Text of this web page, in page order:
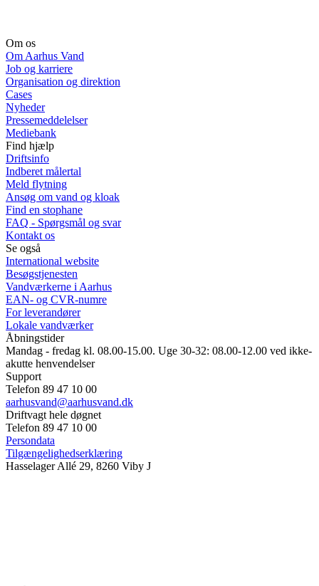
Om os
Om Aarhus Vand
Job og karriere
Organisation og direktion
Cases
Nyheder
Pressemeddelelser
Mediebank
Find hjælp
Driftsinfo
Indberet målertal
Meld flytning
Ansøg om vand og kloak
Find en stophane
FAQ - Spørgsmål og svar
Kontakt os
Se også
International website
Besøgstjenesten
Vandværkerne i Aarhus
EAN- og CVR-numre
For leverandører
Lokale vandværker
Åbningstider
Mandag - fredag kl. 08.00-15.00. Uge 30-32: 08.00-12.00 ved ikke-
akutte henvendelser
Support
Telefon 89 47 10 00
aarhusvand@aarhusvand.dk
Driftvagt hele døgnet
Telefon 89 47 10 00
Persondata
Tilgængelighedserklæring
Hasselager Allé 29, 8260 Viby J